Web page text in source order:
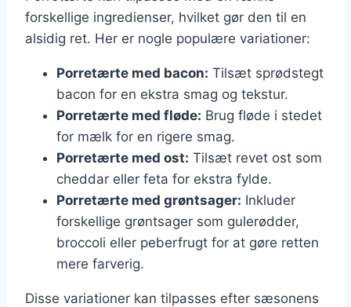
forskellige ingredienser, hvilket gør den til en
alsidig ret. Her er nogle populære variationer:
Porretærte med bacon: Tilsæt sprødstegt
bacon for en ekstra smag og tekstur.
Porretærte med fløde: Brug fløde i stedet
for mælk for en rigere smag.
Porretærte med ost: Tilsæt revet ost som
cheddar eller feta for ekstra fylde.
Porretærte med grøntsager: Inkluder
forskellige grøntsager som gulerødder,
broccoli eller peberfrugt for at gøre retten
mere farverig.
Disse variationer kan tilpasses efter sæsonens